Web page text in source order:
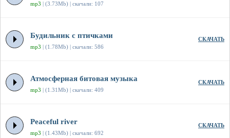
mp3 | (3.73Mb) | скачали: 107
Будильник с птичками
mp3 | (1.78Mb) | скачали: 586
СКАЧАТЬ
Атмосферная битовая музыка
mp3 | (1.31Mb) | скачали: 409
СКАЧАТЬ
Peaceful river
mp3 | (1.43Mb) | скачали: 692
СКАЧАТЬ